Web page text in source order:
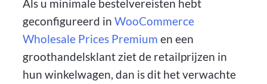
Als u minimale bestelvereisten hebt
geconfigureerd inWooCommerce
Wholesale Prices Premium en een
groothandelsklant ziet de retailprijzen in
hun winkelwagen, dan is dit het verwachte